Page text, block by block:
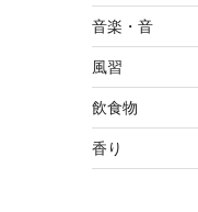
音楽・音
風習
飲食物
香り